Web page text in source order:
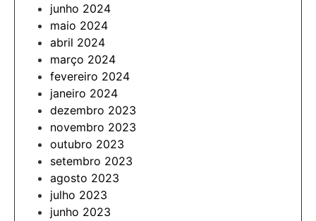
junho 2024
maio 2024
abril 2024
março 2024
fevereiro 2024
janeiro 2024
dezembro 2023
novembro 2023
outubro 2023
setembro 2023
agosto 2023
julho 2023
junho 2023